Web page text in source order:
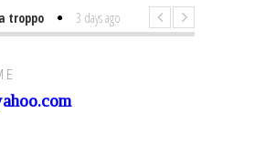
3 days ago - Non mi interesso di politica